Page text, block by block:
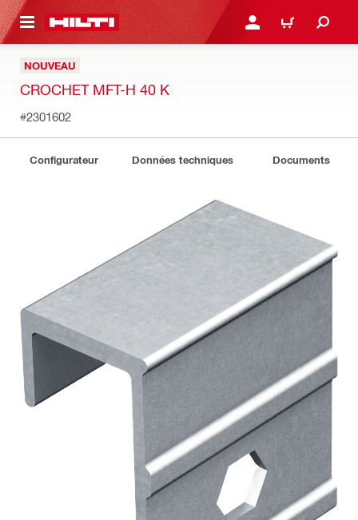
CONTENT CONNEXION OU
PANIER
NOUVEAU
CROCHET MFT-H 40 K
#2301602
Configurateur Données techniques Documents